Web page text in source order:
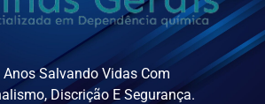
Anos Salvando Vidas Com
Discrição E Segurança.